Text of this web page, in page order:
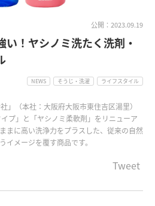
公開：2023.09.19
い！ヤシノミ洗たく洗剤・
NEWS そうじ・洗濯 ライフスタイル
」（本社：大阪府大阪市東住吉区湯里）
プ」と「ヤシノミ柔軟剤」をリニューア
まに高い洗浄力をプラスした、従来の自然
イメージを覆す商品です。
Tweet